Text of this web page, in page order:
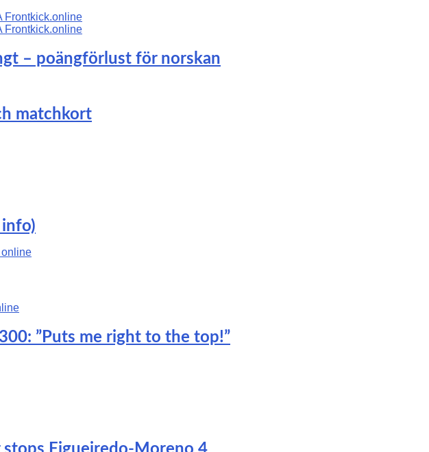
– poängförlust för norskan
matchkort
”Puts me right to the top!”